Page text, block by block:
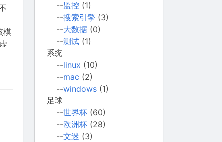
模
--监控 (1)
--搜索引擎 (3)
--大数据 (0)
--测试 (1)
系统
--linux (10)
--mac (2)
--windows (1)
足球
--世界杯 (60)
--欧洲杯 (28)
--文迷 (3)